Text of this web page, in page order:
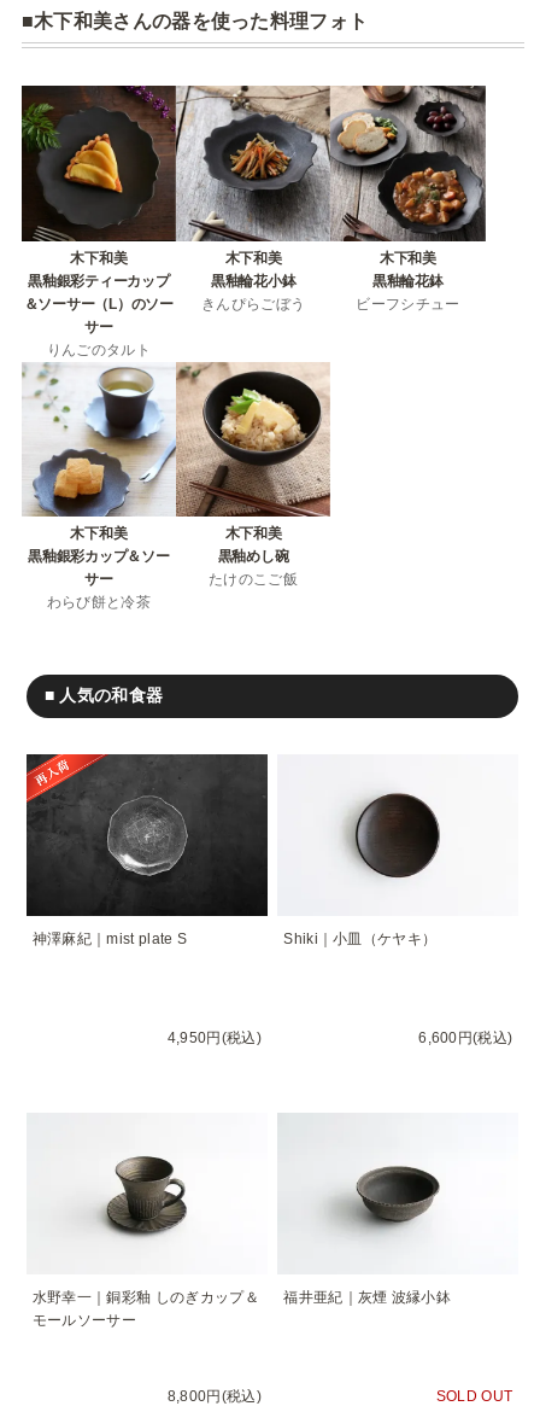
木下和美さんの器を使った料理フォト
木下和美
黒釉銀彩ティーカップ
＆ソーサー（L）のソー
サー
りんごのタルト
木下和美
黒釉輪花小鉢
きんぴらごぼう
木下和美
黒釉輪花鉢
ビーフシチュー
木下和美
黒釉銀彩カップ＆ソー
サー
わらび餅と冷茶
木下和美
黒釉めし碗
たけのこご飯
■ 人気の和食器
神澤麻紀｜mist plate S
4,950円(税込)
Shiki｜小皿（ケヤキ）
6,600円(税込)
水野幸一｜銅彩釉 しのぎカップ＆
モールソーサー
8,800円(税込)
福井亜紀｜灰煙 波縁小鉢
SOLD OUT